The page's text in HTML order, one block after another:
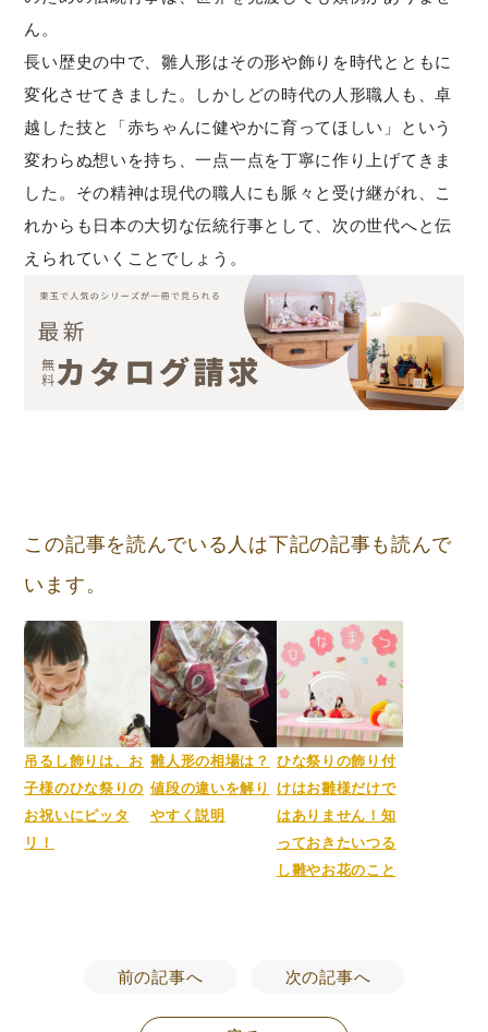
ん。
長い歴史の中で、雛人形はその形や飾りを時代とともに
変化させてきました。しかしどの時代の人形職人も、卓
越した技と「赤ちゃんに健やかに育ってほしい」という
変わらぬ想いを持ち、一点一点を丁寧に作り上げてきま
した。その精神は現代の職人にも脈々と受け継がれ、こ
れからも日本の大切な伝統行事として、次の世代へと伝
えられていくことでしょう。
この記事を読んでいる人は下記の記事も読んで
います。
吊るし飾りは、お
子様のひな祭りの
お祝いにピッタ
リ！
雛人形の相場は？
値段の違いを解り
やすく説明
ひな祭りの飾り付
けはお雛様だけで
はありません！知
っておきたいつる
し雛やお花のこと
前の記事へ 次の記事へ